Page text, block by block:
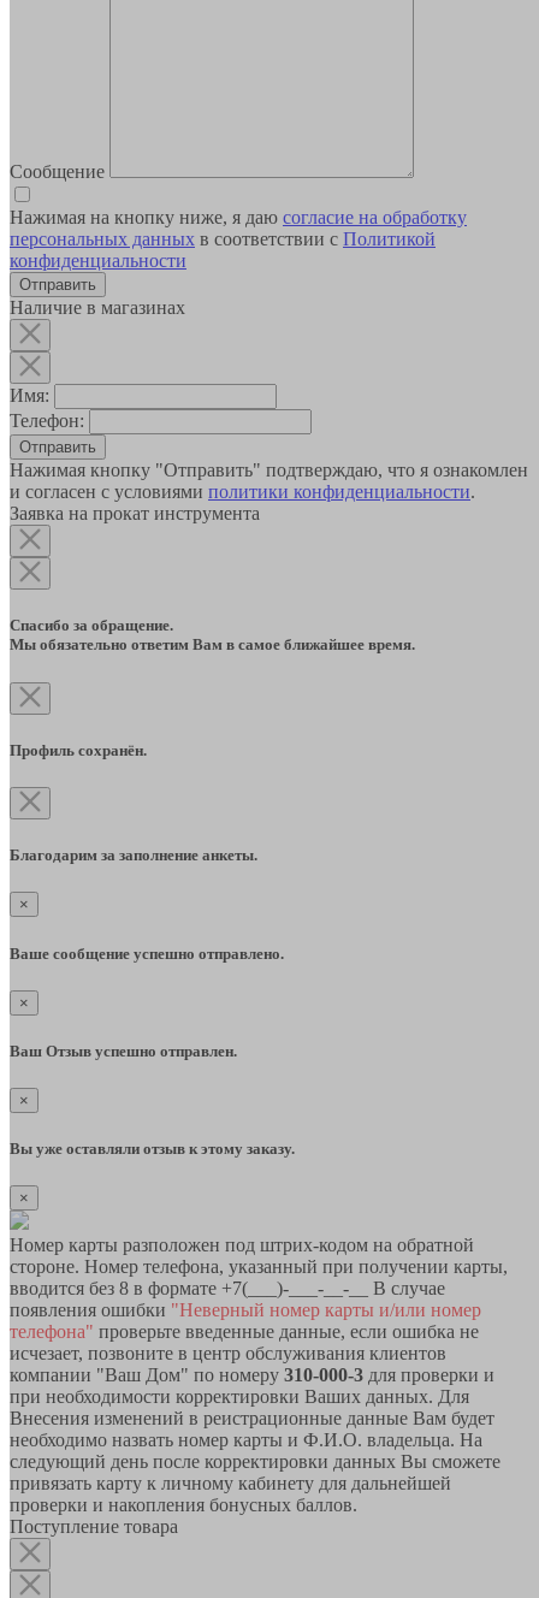
Сообщение
Нажимая на кнопку ниже, я даю согласие на обработку
персональных данных в соответствии с Политикой
конфиденциальности
Наличие в магазинах
Имя:
Телефон:
Отправить
Нажимая кнопку "Отправить" подтверждаю, что я ознакомлен
и согласен с условиями политики конфиденциальности.
Заявка на прокат инструмента
Спасибо за обращение.
Мы обязательно ответим Вам в самое ближайшее время.
Профиль сохранён.
Благодарим за заполнение анкеты.
×
Ваше сообщение успешно отправлено.
×
Ваш Отзыв успешно отправлен.
×
Вы уже оставляли отзыв к этому заказу.
×
Номер карты разположен под штрих-кодом на обратной
стороне. Номер телефона, указанный при получении карты,
вводится без 8 в формате +7(___)-___-__-__ В случае
появления ошибки "Неверный номер карты и/или номер
телефона" проверьте введенные данные, если ошибка не
исчезает, позвоните в центр обслуживания клиентов
компании "Ваш Дом" по номеру 310-000-3 для проверки и
при необходимости корректировки Ваших данных. Для
Внесения изменений в реистрационные данные Вам будет
необходимо назвать номер карты и Ф.И.О. владельца. На
следующий день после корректировки данных Вы сможете
привязать карту к личному кабинету для дальнейшей
проверки и накопления бонусных баллов.
Поступление товара